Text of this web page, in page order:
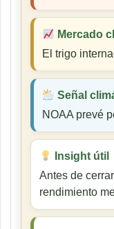
Mercado
El trigo
Señal
NOAA prevé
Insight útil
Antes de
rendimiento